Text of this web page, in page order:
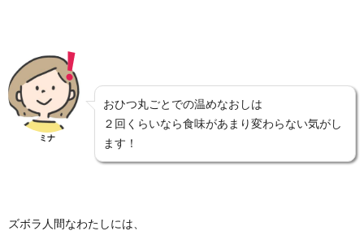
ミナ
おひつ丸ごとでの温めなおしは
２回くらいなら食味があまり変わらない気がし
ます！
ズボラ人間なわたしには、